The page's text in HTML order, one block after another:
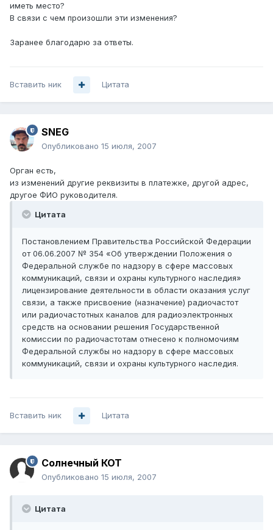
иметь место?
В связи с чем произошли эти изменения?
Заранее благодарю за ответы.
Вставить ник Цитата
SNEG
Опубликовано 15 июля, 2007
Орган есть,
из изменений другие реквизиты в платежке, другой адрес,
другое ФИО руководителя.
Цитата
Постановлением Правительства Российской Федерации
от 06.06.2007 № 354 «Об утверждении Положения о
Федеральной службе по надзору в сфере массовых
коммуникаций, связи и охраны культурного наследия»
лицензирование деятельности в области оказания услуг
связи, а также присвоение (назначение) радиочастот
или радиочастотных каналов для радиоэлектронных
средств на основании решения Государственной
комиссии по радиочастотам отнесено к полномочиям
Федеральной службы но надзору в сфере массовых
коммуникаций, связи и охраны культурного наследия.
Вставить ник Цитата
Солнечный КОТ
Опубликовано 15 июля, 2007
Цитата